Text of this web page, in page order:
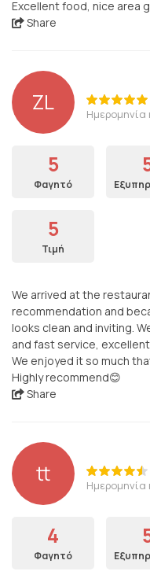
Excellent food, nice area
Share
ZL
5
Φαγητό
5
Τιμή
We arrived at the
recommendation and
looks clean and inviting.
and fast service,
We enjoyed it so much
Highly recommend😊
Share
tt
4
Φαγητό